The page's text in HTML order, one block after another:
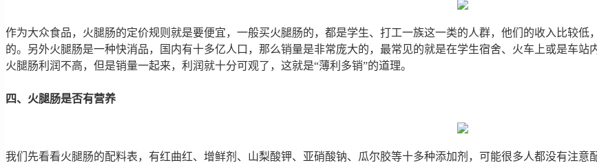
作为大众食品，火腿肠的定价规则就是要便宜，一般买火腿肠的，都是学生、打工一族这一类的人群，他们的收入比较
的。另外火腿肠是一种快消品，国内有十多亿人口，那么销量是非常庞大的，最常见的就是在学生宿舍、火车上或是车
火腿肠利润不高，但是销量一起来，利润就十分可观了，这就是“薄利多销”的道理。
四、火腿肠是否有营养
我们先看看火腿肠的配料表，有红曲红、增鲜剂、山梨酸钾、亚硝酸钠、瓜尔胶等十多种添加剂，可能很多人都没有注